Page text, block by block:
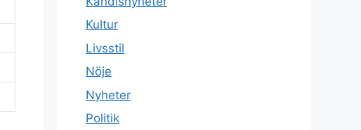
Kultur
Livsstil
Nöje
Nyheter
Politik